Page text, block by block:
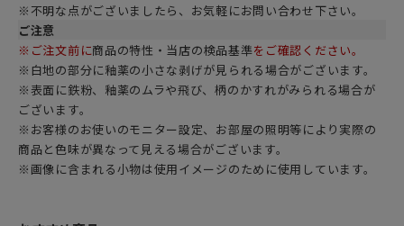
※不明な点がございましたら、お気軽にお問い合わせ下さい。
ご注意
※ご注文前に商品の特性・当店の検品基準をご確認ください。
※白地の部分に釉薬の小さな剥げが見られる場合がございます。
※表面に鉄粉、釉薬のムラや飛び、柄のかすれがみられる場合が
ございます。
※お客様のお使いのモニター設定、お部屋の照明等により実際の
商品と色味が異なって見える場合がございます。
※画像に含まれる小物は使用イメージのために使用しています。